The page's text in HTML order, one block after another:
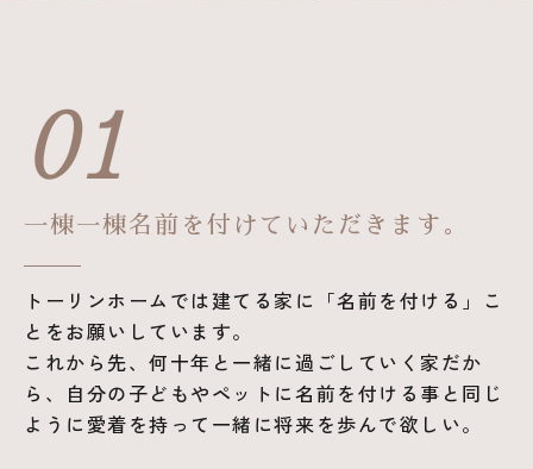
01
一棟一棟名前を付けていただきます。
トーリンホームでは建てる家に「名前を付ける」こ
とをお願いしています。
これから先、何十年と一緒に過ごしていく家だか
ら、自分の子どもやペットに名前を付ける事と同じ
ように愛着を持って一緒に将来を歩んで欲しい。